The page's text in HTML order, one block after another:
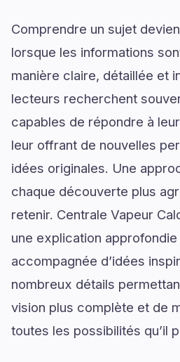
Comprendre un sujet
lorsque les informations
manière claire, détaillée et
lecteurs recherchent
capables de répondre à
leur offrant de nouvelles
idées originales. Une
chaque découverte plus
retenir. Centrale Vapeur
une explication approfondie
accompagnée d’idées
nombreux détails
vision plus complète et de
toutes les possibilités qu’il